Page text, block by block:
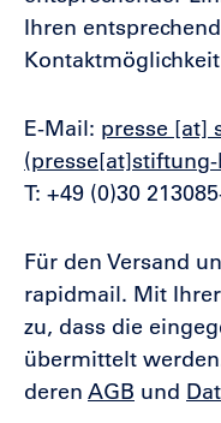
Ihren
E-Mail: presse [at]
T: +49 (0)30
Für den Versand
rapidmail. Mit
zu, dass die
übermittelt
deren AGB und